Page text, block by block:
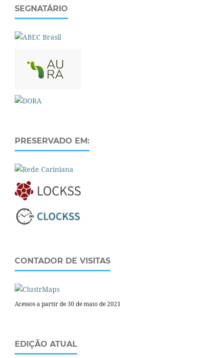
SEGNATÁRIO
PRESERVADO EM:
CONTADOR DE VISITAS
Acessos a partir de 30 de maio de 2021
EDIÇÃO ATUAL